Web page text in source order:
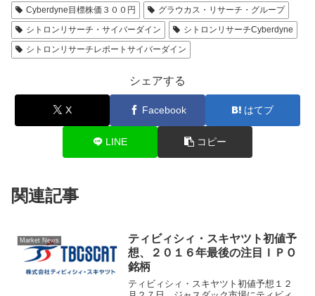
Cyberdyne目標株価３００円
グラウカス・リサーチ・グループ
シトロンリサーチ・サイバーダイン
シトロンリサーチCyberdyne
シトロンリサーチレポートサイバーダイン
シェアする
X Facebook はてブ
LINE コピー
関連記事
Market News
ティビィシィ・スキヤツト初値予
想、２０１６年最後の注目ＩＰＯ
銘柄
ティビィシィ・スキヤツト初値予想１２